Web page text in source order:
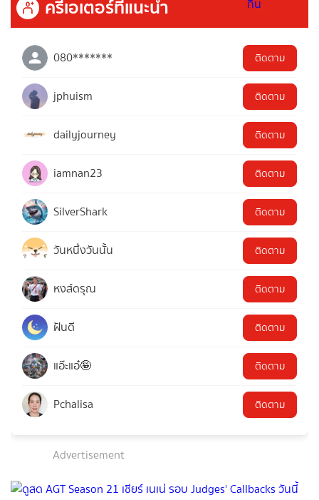
ครีเอเตอร์ที่แนะนำ
080******* ติดตาม
jphuism ติดตาม
dailyjourney ติดตาม
iamnan23 ติดตาม
SilverShark ติดตาม
วันหนึ่งวันนั้น ติดตาม
หงส์ดรุณ ติดตาม
ฝันดี ติดตาม
แอ๊ะแอ๋🤪 ติดตาม
Pchalisa ติดตาม
Advertisement